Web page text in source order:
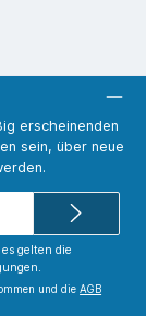
erscheinenden
sein, über neue
gelten die
.
und dieAGB